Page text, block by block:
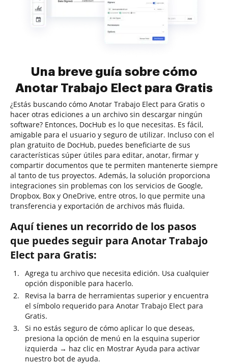
Una breve guía sobre cómo
Anotar Trabajo Elect para Gratis
¿Estás buscando cómo Anotar Trabajo Elect para Gratis o
hacer otras ediciones a un archivo sin descargar ningún
software? Entonces, DocHub es lo que necesitas. Es fácil,
amigable para el usuario y seguro de utilizar. Incluso con el
plan gratuito de DocHub, puedes beneficiarte de sus
características súper útiles para editar, anotar, firmar y
compartir documentos que te permiten mantenerte siempre
al tanto de tus proyectos. Además, la solución proporciona
integraciones sin problemas con los servicios de Google,
Dropbox, Box y OneDrive, entre otros, lo que permite una
transferencia y exportación de archivos más fluida.
Aquí tienes un recorrido de los pasos
que puedes seguir para Anotar Trabajo
Elect para Gratis:
Agrega tu archivo que necesita edición. Usa cualquier
opción disponible para hacerlo.
Revisa la barra de herramientas superior y encuentra
el símbolo requerido para Anotar Trabajo Elect para
Gratis.
Si no estás seguro de cómo aplicar lo que deseas,
presiona la opción de menú en la esquina superior
izquierda → haz clic en Mostrar Ayuda para activar
nuestro bot de ayuda.